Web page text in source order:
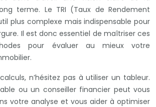
terme. Le TRI (Taux de Rendement
plus complexe mais indispensable pour
Il est donc essentiel de maîtriser ces
pour évaluer au mieux votre
n’hésitez pas à utiliser un tableur.
ou un conseiller financier peut vous
votre analyse et vous aider à optimiser